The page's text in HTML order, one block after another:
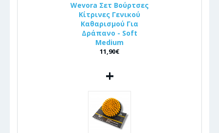
Wevora Σετ Βούρτσες
Κίτρινες Γενικού
Καθαρισμού Για
Δράπανο - Soft
Medium
11,90€
+